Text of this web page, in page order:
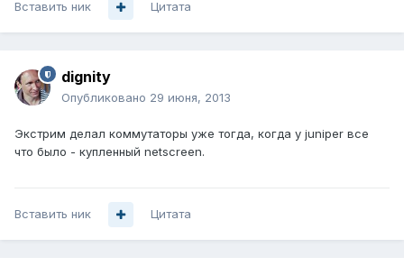
Вставить ник Цитата
dignity
Опубликовано 29 июня, 2013
Экстрим делал коммутаторы уже тогда, когда у juniper все
что было - купленный netscreen.
Вставить ник Цитата